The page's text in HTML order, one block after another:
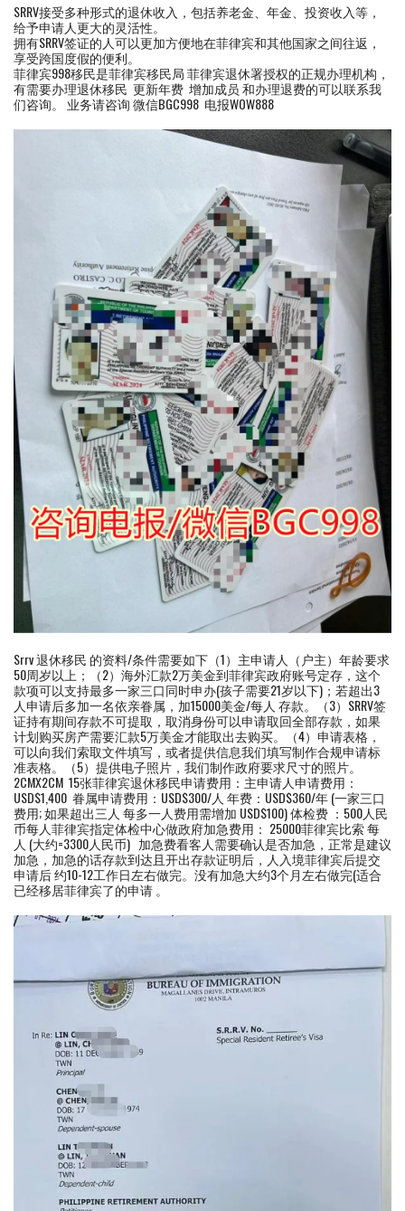
SRRV接受多种形式的退休收入，包括养老金、年金、投资收入等，
给予申请人更大的灵活性。
拥有SRRV签证的人可以更加方便地在菲律宾和其他国家之间往返，
享受跨国度假的便利。
菲律宾998移民是菲律宾移民局 菲律宾退休署授权的正规办理机构，
有需要办理退休移民 更新年费 增加成员 和办理退费的可以联系我
们咨询。 业务请咨询 微信BGC998 电报WOW888
Srrv 退休移民 的资料/条件需要如下（1）主申请人（户主）年龄要求
50周岁以上；（2）海外汇款2万美金到菲律宾政府账号定存，这个
款项可以支持最多一家三口同时申办(孩子需要21岁以下)；若超出3
人申请后多加一名依亲眷属，加15000美金/每人 存款。（3）SRRV签
证持有期间存款不可提取，取消身份可以申请取回全部存款，如果
计划购买房产需要汇款5万美金才能取出去购买。（4）申请表格，
可以向我们索取文件填写，或者提供信息我们填写制作合规申请标
准表格。（5）提供电子照片，我们制作政府要求尺寸的照片。
2CMX2CM 15张菲律宾退休移民申请费用：主申请人申请费用：
USD$1,400 眷属申请费用：USD$300/人 年费：USD$360/年 (一家三口
费用; 如果超出三人 每多一人费用需增加 USD$100) 体检费 ：500人民
币每人菲律宾指定体检中心做政府加急费用： 25000菲律宾比索 每
人 (大约=3300人民币) 加急费看客人需要确认是否加急，正常是建议
加急，加急的话存款到达且开出存款证明后，人入境菲律宾后提交
申请后 约10-12工作日左右做完。没有加急大约3个月左右做完(适合
已经移居菲律宾了的申请 。